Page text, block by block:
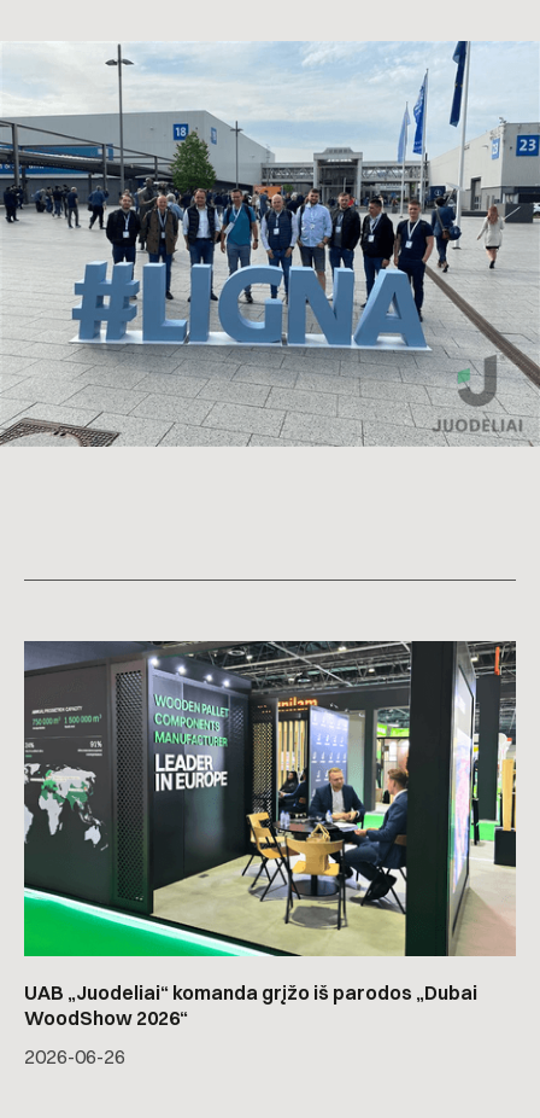
UAB „Juodeliai“ komanda grįžo iš parodos „Dubai
WoodShow 2026“
2026-06-26